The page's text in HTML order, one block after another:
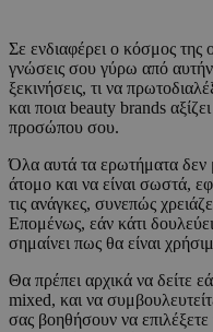
Σε ενδιαφέρει ο κόσμος της
γνώσεις σου γύρω από
ξεκινήσεις, τι να
και ποια beauty brands
προσώπου σου.
Όλα αυτά τα ερωτήματα δεν
άτομο και να είναι σωστά,
τις ανάγκες, συνεπώς
Επομένως, εάν κάτι
σημαίνει πως θα είναι
Θα πρέπει αρχικά να δείτε
mixed, και να
σας βοηθήσουν να